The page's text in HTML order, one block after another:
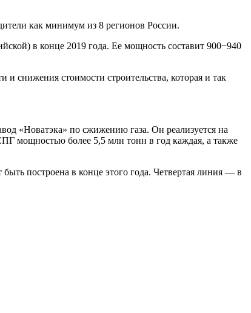
как минимум из 8 регионов России.
в конце 2019 года. Ее мощность составит 900−940
снижения стоимости строительства, которая и так
«Новатэка» по сжижению газа. Он реализуется на
мощностью более 5,5 млн тонн в год каждая, а также
построена в конце этого года. Четвертая линия — в